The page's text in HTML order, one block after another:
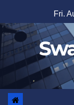
to
content
Fri.